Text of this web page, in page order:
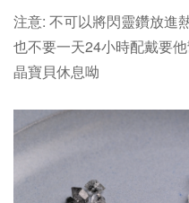
注意: 不可以將閃靈鑽放進
也不要一天24小時配戴要
晶寶貝休息呦